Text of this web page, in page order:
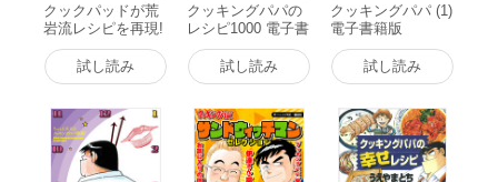
クックパッドが荒
岩流レシピを再現!
「クッキングパ
パ」人気レシピ 電
子書籍版
試し読み
クッキングパパの
レシピ1000 電子書
籍版
試し読み
クッキングパパ (1)
電子書籍版
試し読み